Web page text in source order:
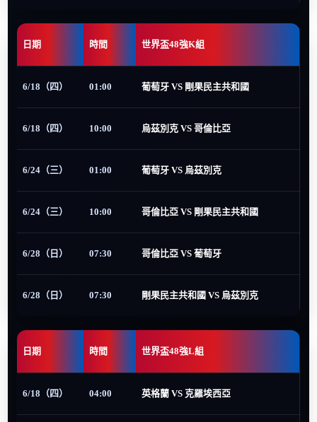
日期 時間 世界盃48強K組
6/18（四） 01:00 葡萄牙 VS 剛果民主共和國
6/18（四） 10:00 烏茲別克 VS 哥倫比亞
6/24（三） 01:00 葡萄牙 VS 烏茲別克
6/24（三） 10:00 哥倫比亞 VS 剛果民主共和國
6/28（日） 07:30 哥倫比亞 VS 葡萄牙
6/28（日） 07:30 剛果民主共和國 VS 烏茲別克
日期 時間 世界盃48強L組
6/18（四） 04:00 英格蘭 VS 克羅埃西亞